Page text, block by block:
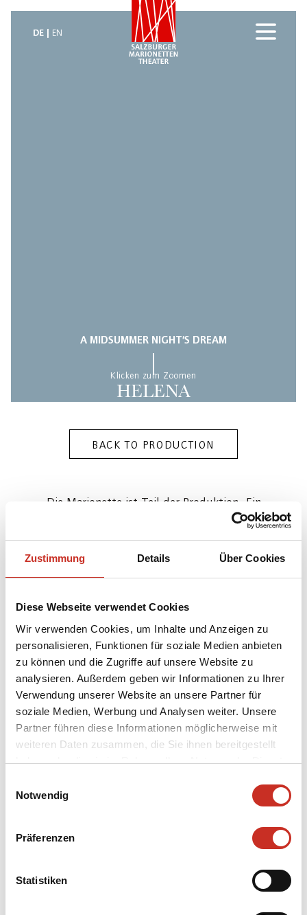
Zustimmung Details Über Cookies
Diese Webseite verwendet Cookies
Wir verwenden Cookies, um Inhalte und Anzeigen zu
personalisieren, Funktionen für soziale Medien anbieten
zu können und die Zugriffe auf unsere Website zu
analysieren. Außerdem geben wir Informationen zu Ihrer
Verwendung unserer Website an unsere Partner für
soziale Medien, Werbung und Analysen weiter. Unsere
Partner führen diese Informationen möglicherweise mit
weiteren Daten zusammen, die Sie ihnen bereitgestellt
haben oder die sie im Rahmen Ihrer Nutzung der Dienste
Notwendig
Präferenzen
Statistiken
DE EN
A MIDSUMMER NIGHT’S DREAM
HELENA
Klicken zum Zoomen
BACK TO PRODUCTION
Die Marionette ist Teil der Produktion „Ein
Sommernachtstraum“ [W. Shakespeare (Autor), F.
Mendelssohn-Bartholdy / Franz-Josef Grümmer
(Musik)] des Salzburger Marionettentheaters (2001)
in der Inszenierung und Ausstattung von Hinrich
Horstkotte.
Bildhauer
Monnerat, Pierre
Kostümbildner